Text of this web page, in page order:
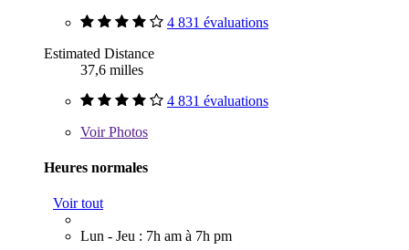
4 831 évaluations
Estimated Distance
37,6 milles
4 831 évaluations
VoirPhotos
Heures normales
Voir tout
Lun - Jeu : 7h am à 7h pm